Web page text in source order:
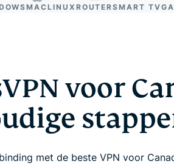
MACLINUX ROUTERSMART TV
voor
met de beste VPN voor